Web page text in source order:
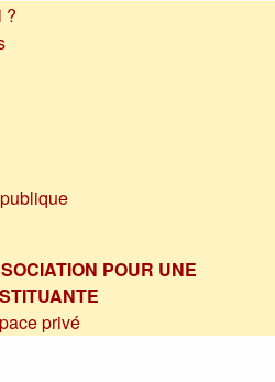
?
POUR UNE
privé